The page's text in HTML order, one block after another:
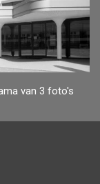
van 3 foto's